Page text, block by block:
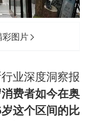
彩图片
业深度洞察报
费者如今在奥
这个区间的比